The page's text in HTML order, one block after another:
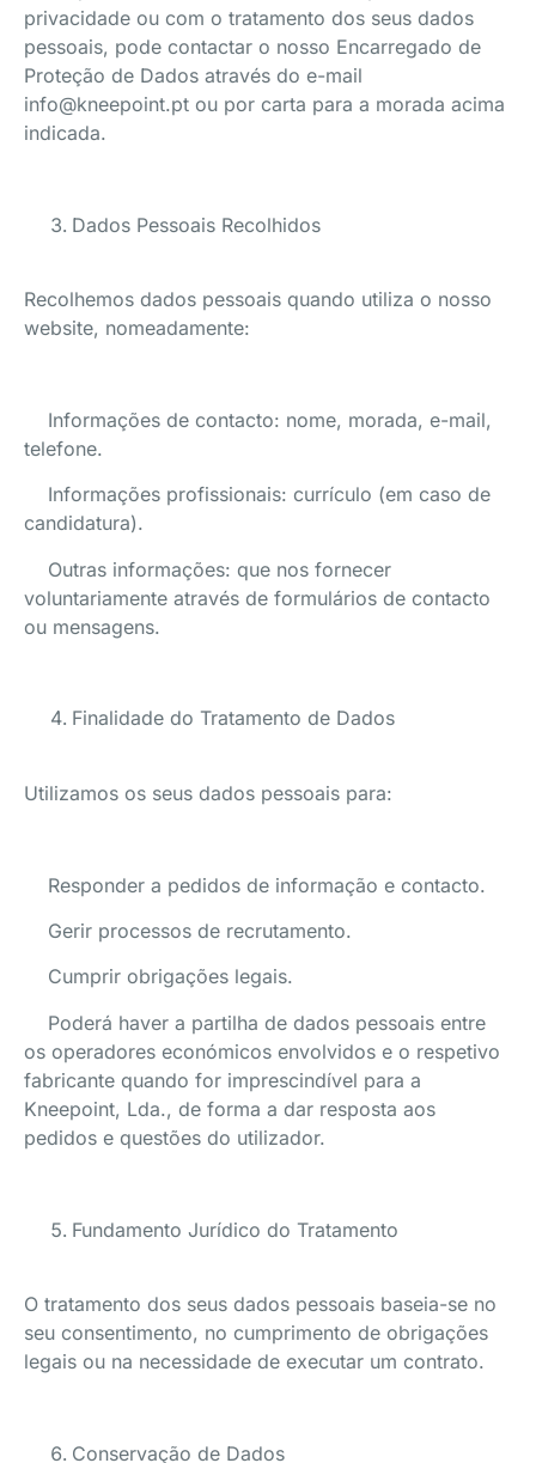
privacidade ou com o tratamento dos seus dados
pessoais, pode contactar o nosso Encarregado de
Proteção de Dados através do e-mail
info@kneepoint.pt ou por carta para a morada acima
indicada.
Dados Pessoais Recolhidos
Recolhemos dados pessoais quando utiliza o nosso
website, nomeadamente:
Informações de contacto: nome, morada, e-mail,
telefone.
Informações profissionais: currículo (em caso de
candidatura).
Outras informações: que nos fornecer
voluntariamente através de formulários de contacto
ou mensagens.
Finalidade do Tratamento de Dados
Utilizamos os seus dados pessoais para:
Responder a pedidos de informação e contacto.
Gerir processos de recrutamento.
Cumprir obrigações legais.
Poderá haver a partilha de dados pessoais entre
os operadores económicos envolvidos e o respetivo
fabricante quando for imprescindível para a
Kneepoint, Lda., de forma a dar resposta aos
pedidos e questões do utilizador.
Fundamento Jurídico do Tratamento
O tratamento dos seus dados pessoais baseia-se no
seu consentimento, no cumprimento de obrigações
legais ou na necessidade de executar um contrato.
Conservação de Dados